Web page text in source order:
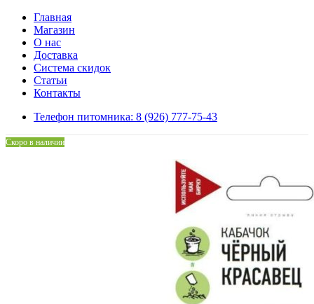
Главная
Магазин
О нас
Доставка
Система скидок
Статьи
Контакты
Телефон питомника: 8 (926) 777-75-43
Скоро в наличии